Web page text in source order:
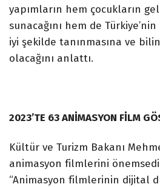
yapımların hem çocukların
sunacağını hem de
iyi şekilde tanınmasına ve
olacağını anlattı.
2023’TE 63 ANİMASYON FİLM
Kültür ve Turizm Bakanı
animasyon filmlerini
“Animasyon filmlerinin dijital